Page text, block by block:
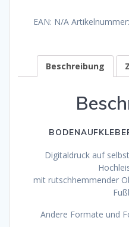
Motiv
EAN: N/A Artikelnummer:
Beschreibung
Digitaldruck auf
mit rutschhemmender
Andere Formate und